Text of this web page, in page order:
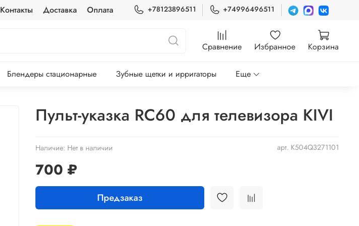
Контакты Доставка Оплата +78123896511 +74996496511
Сравнение Избранное Корзина
Блендеры стационарные Зубные щетки и ирригаторы Еще
арт. K504Q3271101
Наличие: Нет в наличии
Пульт-указка RC60 для телевизора KIVI
700 ₽
Предзаказ